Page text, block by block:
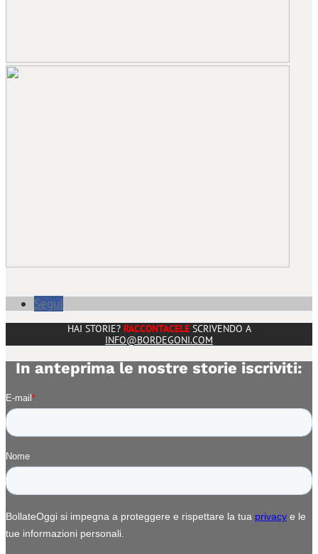
Segui
HAI STORIE? RACCONTACELESCRIVENDO A
INFO@BORDEGONI.COM
In anteprima le nostre storie iscriviti: